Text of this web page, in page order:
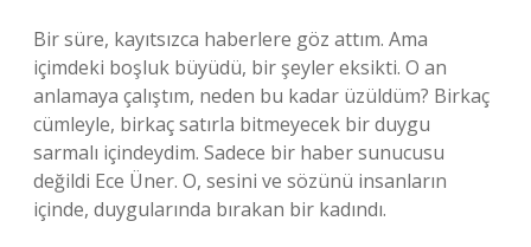
Bir süre, kayıtsızca haberlere göz attım. Ama
içimdeki boşluk büyüdü, bir şeyler eksikti. O an
anlamaya çalıştım, neden bu kadar üzüldüm? Birkaç
cümleyle, birkaç satırla bitmeyecek bir duygu
sarmalı içindeydim. Sadece bir haber sunucusu
değildi Ece Üner. O, sesini ve sözünü insanların
içinde, duygularında bırakan bir kadındı.